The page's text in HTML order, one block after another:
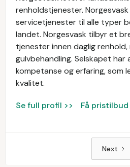
renholdstjenester.
servicetjenester til alle typer
landet. Norgesvask tilbyr et
tjenester innen daglig
gulvbehandling. Selskapet
kompetanse og erfaring, som
kvalitet.
Se full profil >> Få pristilbud
Next